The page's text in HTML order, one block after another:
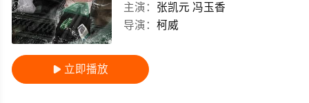
主演： 张凯元 冯玉香
导演： 柯威
 立即播放